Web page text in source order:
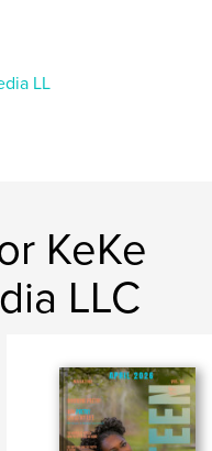
LL
KeKe
LLC